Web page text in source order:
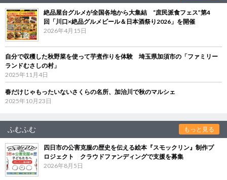
絶品屋台グルメが全国各地から大集結 “庶民派食フェス”第4
回「川口×絶品グルメビール＆日本酒祭り2026」を開催
2026年4月15日
自分で収穫した秋野菜を使って芋煮作りを体験 埼玉県加須市の「ファミリー
ランドむさしの村」
2025年11月4日
春だけじゃもったいないさくらの名所、加治川で秋のマルシェ
2025年10月23日
ふむふむ もっと見る
四日市の公害克服の歴史を伝える絵本『スモックリン』制作プ
ロジェクト クラウドファンディングで支援を募集
2026年8月5日